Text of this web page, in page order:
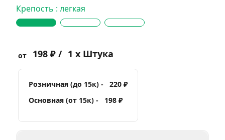
Крепость : легкая
от 198 ₽ / 1 x Штука
Розничная (до 15к) -
220 ₽
Основная (от 15к) -
198 ₽